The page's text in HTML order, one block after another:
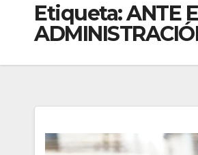
Etiqueta:ANTE